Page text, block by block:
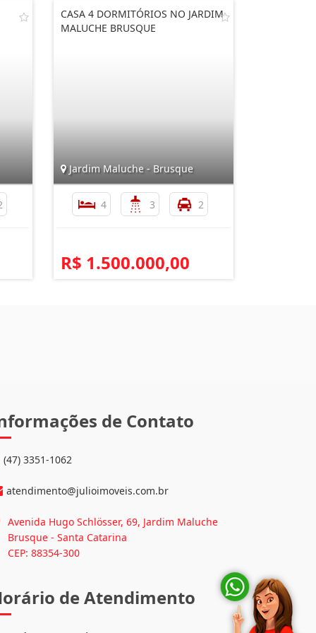
CASA 4 DORMITÓRIOS NO JARDIM
MALUCHE BRUSQUE
Jardim Maluche - Brusque
4 3 2
R$ 1.500.000,00
de Contato
(47) 3351-1062
atendimento@julioimoveis.com.br
Avenida Hugo Schlösser, 69, Jardim Maluche
Brusque - Santa Catarina
CEP: 88354-300
de Atendimento